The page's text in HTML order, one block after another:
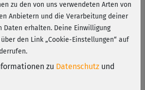
zu den von uns verwendeten Arten von
Anbietern und die Verarbeitung deiner
Daten erhalten. Deine Einwilligung
den Link „Cookie-Einstellungen“ auf
zu Datenschutz und